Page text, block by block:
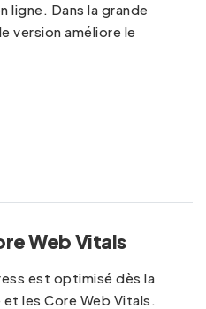
ligne. Dans la grande
version améliore le
Web Vitals
est optimisé dès la
les Core Web Vitals.